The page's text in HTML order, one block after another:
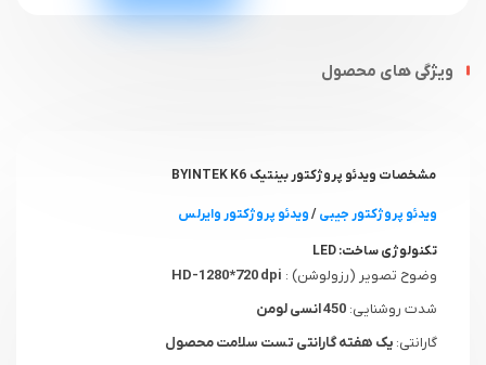
ویژگی های محصول
مشخصات ویدئو پروژکتور بینتیک BYINTEK K6
ویدئو پروژکتور جیبی/ویدئو پروژکتور وایرلس
تکنولوژی ساخت:LED
وضوح تصویر (رزولوشن) :
شدت روشنایی: 450 انسی لومن
گارانتی: یک هفته گارانتی تست سلامت محصول